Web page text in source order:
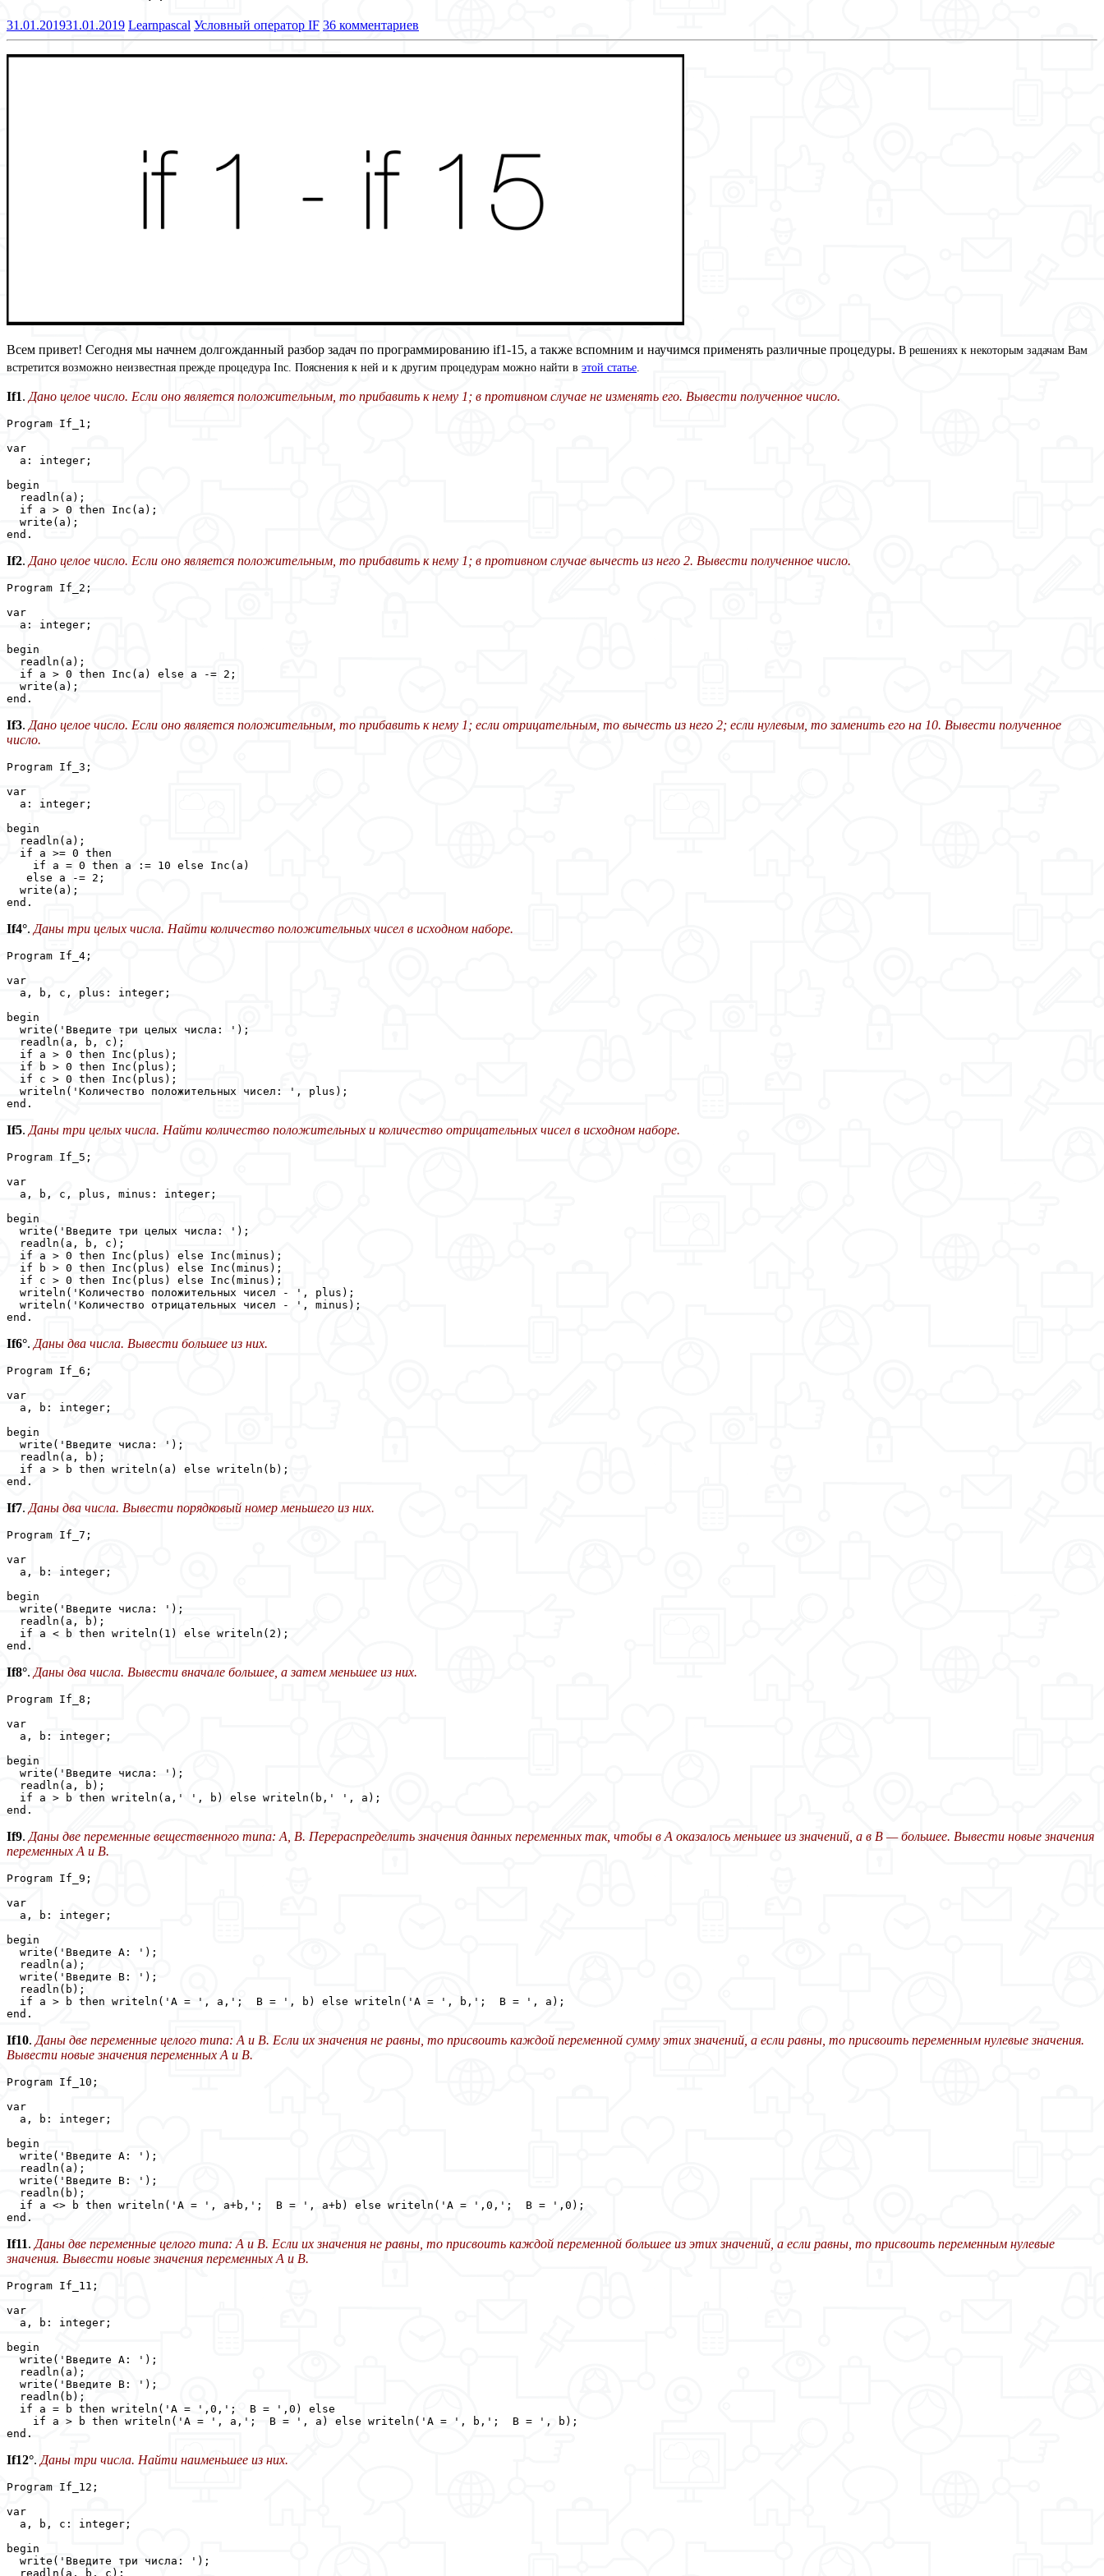
31.01.201931.01.2019 Learnpascal Условный оператор IF 36 комментариев
Всем привет! Сегодня мы начнем долгожданный разбор задач по программированию if1-15, а также вспомним и научимся применять различные процедуры. В решениях к некоторым задачам Вам
встретится возможно неизвестная прежде процедура Inc. Пояснения к ней и к другим процедурам можно найти в этой статье
If1. Дано целое число. Если оно является положительным, то прибавить к нему 1; в противном случае не изменять его. Вывести полученное число.
Program If_1;
var
  a: integer;
begin
  readln(a);
  if a > 0 then Inc(a);
  write(a);
end.
If2. Дано целое число. Если оно является положительным, то прибавить к нему 1; в противном случае вычесть из него 2. Вывести полученное число.
Program If_2;
var
  a: integer;
begin
  readln(a);
  if a > 0 then Inc(a) else a -= 2;
  write(a);
end.
If3. Дано целое число. Если оно является положительным, то прибавить к нему 1; если отрицательным, то вычесть из него 2; если нулевым, то заменить его на 10. Вывести полученное
число.
Program If_3;
var
  a: integer;
begin
  readln(a);
  if a >= 0 then
    if a = 0 then a := 10 else Inc(a)
   else a -= 2;
  write(a);
end.
If4°. Даны три целых числа. Найти количество положительных чисел в исходном наборе.
Program If_4;
var
  a, b, c, plus: integer;
begin
  write('Введите три целых числа: ');
  readln(a, b, c);
  if a > 0 then Inc(plus);
  if b > 0 then Inc(plus);
  if c > 0 then Inc(plus);
  writeln('Количество положительных чисел: ', plus);
end.
If5. Даны три целых числа. Найти количество положительных и количество отрицательных чисел в исходном наборе.
Program If_5;
var
  a, b, c, plus, minus: integer;
begin
  write('Введите три целых числа: ');
  readln(a, b, c);
  if a > 0 then Inc(plus) else Inc(minus);
  if b > 0 then Inc(plus) else Inc(minus);
  if c > 0 then Inc(plus) else Inc(minus);
  writeln('Количество положительных чисел - ', plus);
  writeln('Количество отрицательных чисел - ', minus);
end.
If6°. Даны два числа. Вывести большее из них.
Program If_6;
var
  a, b: integer;
begin
  write('Введите числа: ');
  readln(a, b);
  if a > b then writeln(a) else writeln(b);
end.
If7. Даны два числа. Вывести порядковый номер меньшего из них.
Program If_7;
var
  a, b: integer;
begin
  write('Введите числа: ');
  readln(a, b);
  if a < b then writeln(1) else writeln(2);
end.
If8°. Даны два числа. Вывести вначале большее, а затем меньшее из них.
Program If_8;
var
  a, b: integer;
begin
  write('Введите числа: ');
  readln(a, b);
  if a > b then writeln(a,' ', b) else writeln(b,' ', a);
end.
If9. Даны две переменные вещественного типа: A, B. Перераспределить значения данных переменных так, чтобы в A оказалось меньшее из значений, а в B — большее. Вывести новые значения
переменных A и B.
Program If_9;
var
  a, b: integer;
begin
  write('Введите A: ');
  readln(a);
  write('Введите B: ');
  readln(b);
  if a > b then writeln('A = ', a,';  B = ', b) else writeln('A = ', b,';  B = ', a);
end.
If10. Даны две переменные целого типа: A и B. Если их значения не равны, то присвоить каждой переменной сумму этих значений, а если равны, то присвоить переменным нулевые значения.
Вывести новые значения переменных A и B.
Program If_10;
var
  a, b: integer;
begin
  write('Введите A: ');
  readln(a);
  write('Введите B: ');
  readln(b);
  if a <> b then writeln('A = ', a+b,';  B = ', a+b) else writeln('A = ',0,';  B = ',0);
end.
If11. Даны две переменные целого типа: A и B. Если их значения не равны, то присвоить каждой переменной большее из этих значений, а если равны, то присвоить переменным нулевые
значения. Вывести новые значения переменных A и B.
Program If_11;
var
  a, b: integer;
begin
  write('Введите A: ');
  readln(a);
  write('Введите B: ');
  readln(b);
  if a = b then writeln('A = ',0,';  B = ',0) else
    if a > b then writeln('A = ', a,';  B = ', a) else writeln('A = ', b,';  B = ', b);
end.
If12°. Даны три числа. Найти наименьшее из них.
Program If_12;
var
  a, b, c: integer;
begin
  write('Введите три числа: ');
  readln(a, b, c);